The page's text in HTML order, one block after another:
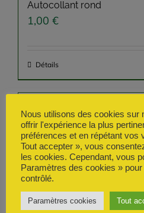
Autocollant rond
1,00 €
Détails
Nous utilisons des cookies sur
offrir l'expérience la plus
préférences et en répétant vos
Tout accepter », vous
les cookies. Cependant, vous
Paramètres des cookies »
contrôlé.
Paramètres cookies Tout